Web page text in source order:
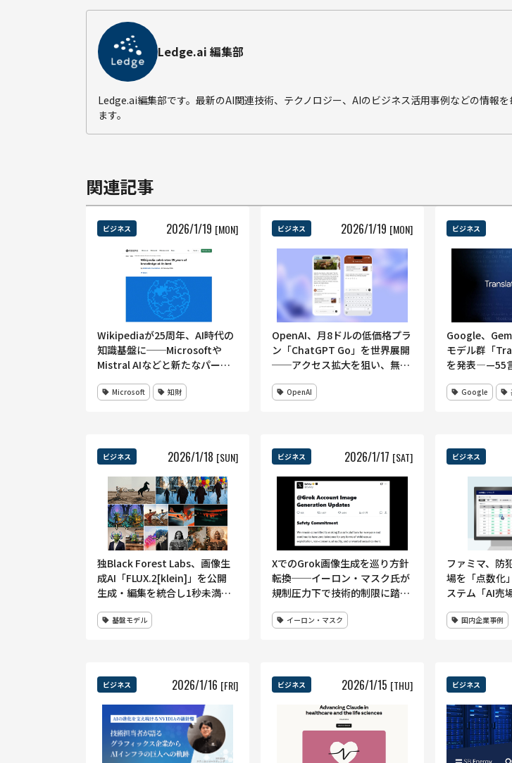
Ledge.ai 編集部
Ledge.ai編集部です。最新のAI関連技術、テクノロジー、AIのビジネス活用事例などの情報
ます。
関連記事
ビジネス 2026/1/19 [MON]
Wikipediaが25周年、AI時代の
知識基盤に──Microsoftや
Mistral AIなどと新たなパート
Microsoft 知財
ビジネス 2026/1/19 [MON]
OpenAI、月8ドルの低価格プラ
ン「ChatGPT Go」を世界展開
──アクセス拡大を狙い、無料
公表OpenAI
ビジネス
Google、
モデル群「
を発表―—55
度モデルまで
Google
ビジネス 2026/1/18 [SUN]
独Black Forest Labs、画像生
成AI「FLUX.2[klein]」を公開
生成・編集を統合し1秒未満の
基盤モデル
ビジネス 2026/1/17 [SAT]
XでのGrok画像生成を巡り方針
転換──イーロン・マスク氏が
規制圧力下で技術的制限に踏み
でGrok活用へ
イーロン・マスク
ビジネス
ファミマ、防
場を「点数
ステム「AI売
との連携も視
国内企業事例
ビジネス 2026/1/16 [FRI] ビジネス 2026/1/15 [THU] ビジネス